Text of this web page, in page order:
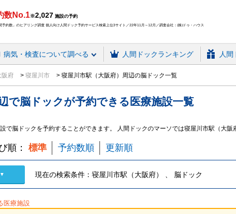
数No.1※2,027 施設の予約
予約数」のヒアリング調査 個人向け人間ドック予約サービス検索上位3サイト／22年11月～12月／調査会社：(株)ドゥ・ハウス
病気・検査について調べる 人間ドックランキング 人間
阪府 寝屋川市 寝屋川市駅（大阪府）周辺の脳ドック一覧
で脳ドックが予約できる 医療施設一覧
で脳ドックを予約することができます。 人間ドックのマーソでは寝屋川市駅（大阪
順： 標準 予約数順 更新順
▼ 現在の検索条件： 寝屋川市駅（大阪府） 、 脳ドック
医療施設